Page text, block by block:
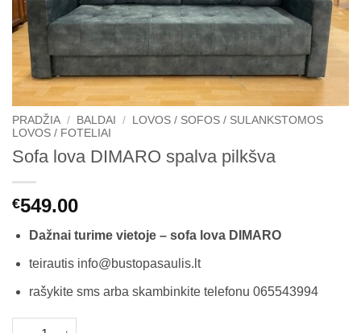
PRADŽIA / BALDAI / LOVOS / SOFOS / SULANKSTOMOS
LOVOS / FOTELIAI
Sofa lova DIMARO spalva pilkšva
€549.00
Dažnai turime vietoje – sofa lova DIMARO
teirautis info@bustopasaulis.lt
rašykite sms arba skambinkite telefonu 065543994
produkto kiekis: Sofa lova DIMARO spalva pilkšva